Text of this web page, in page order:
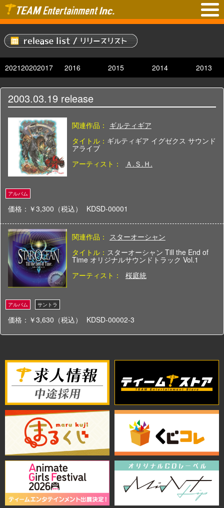
202120202017 2016 2015 2014 2013
2003.03.19 release
関連作品： ギルティギア
タイトル： ギルティギア イグゼクス サウンド
アライブ
アーティスト：
Ａ.Ｓ.Ｈ.
価格：￥3,300（税込） KDSD-00001
関連作品：
スターオーシャン
タイトル： スターオーシャン Till the End of
Time オリジナルサウンドトラック Vol.1
アーティスト：
桜庭統
価格：￥3,630（税込） KDSD-00002-3